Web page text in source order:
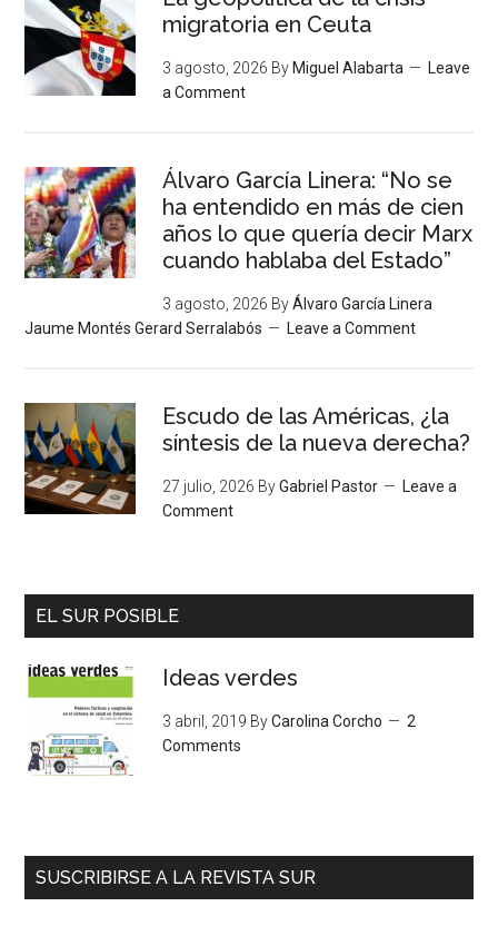
migratoria en Ceuta
3 agosto, 2026 By Miguel Alabarta
Leave
a Comment
Álvaro García Linera: “No se
ha entendido en más de cien
años lo que quería decir Marx
cuando hablaba del Estado”
3 agosto, 2026 ByÁlvaro García Linera
Jaume Montés Gerard Serralabós
Leave a Comment
Escudo de las Américas, ¿la
síntesis de la nueva derecha?
27 julio, 2026 ByGabriel Pastor
Leave a
Comment
EL SUR POSIBLE
Ideas verdes
3 abril, 2019 ByCarolina Corcho
2
Comments
SUSCRIBIRSE A LA REVISTA SUR